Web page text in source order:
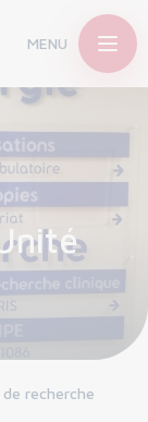
MENU
recherche